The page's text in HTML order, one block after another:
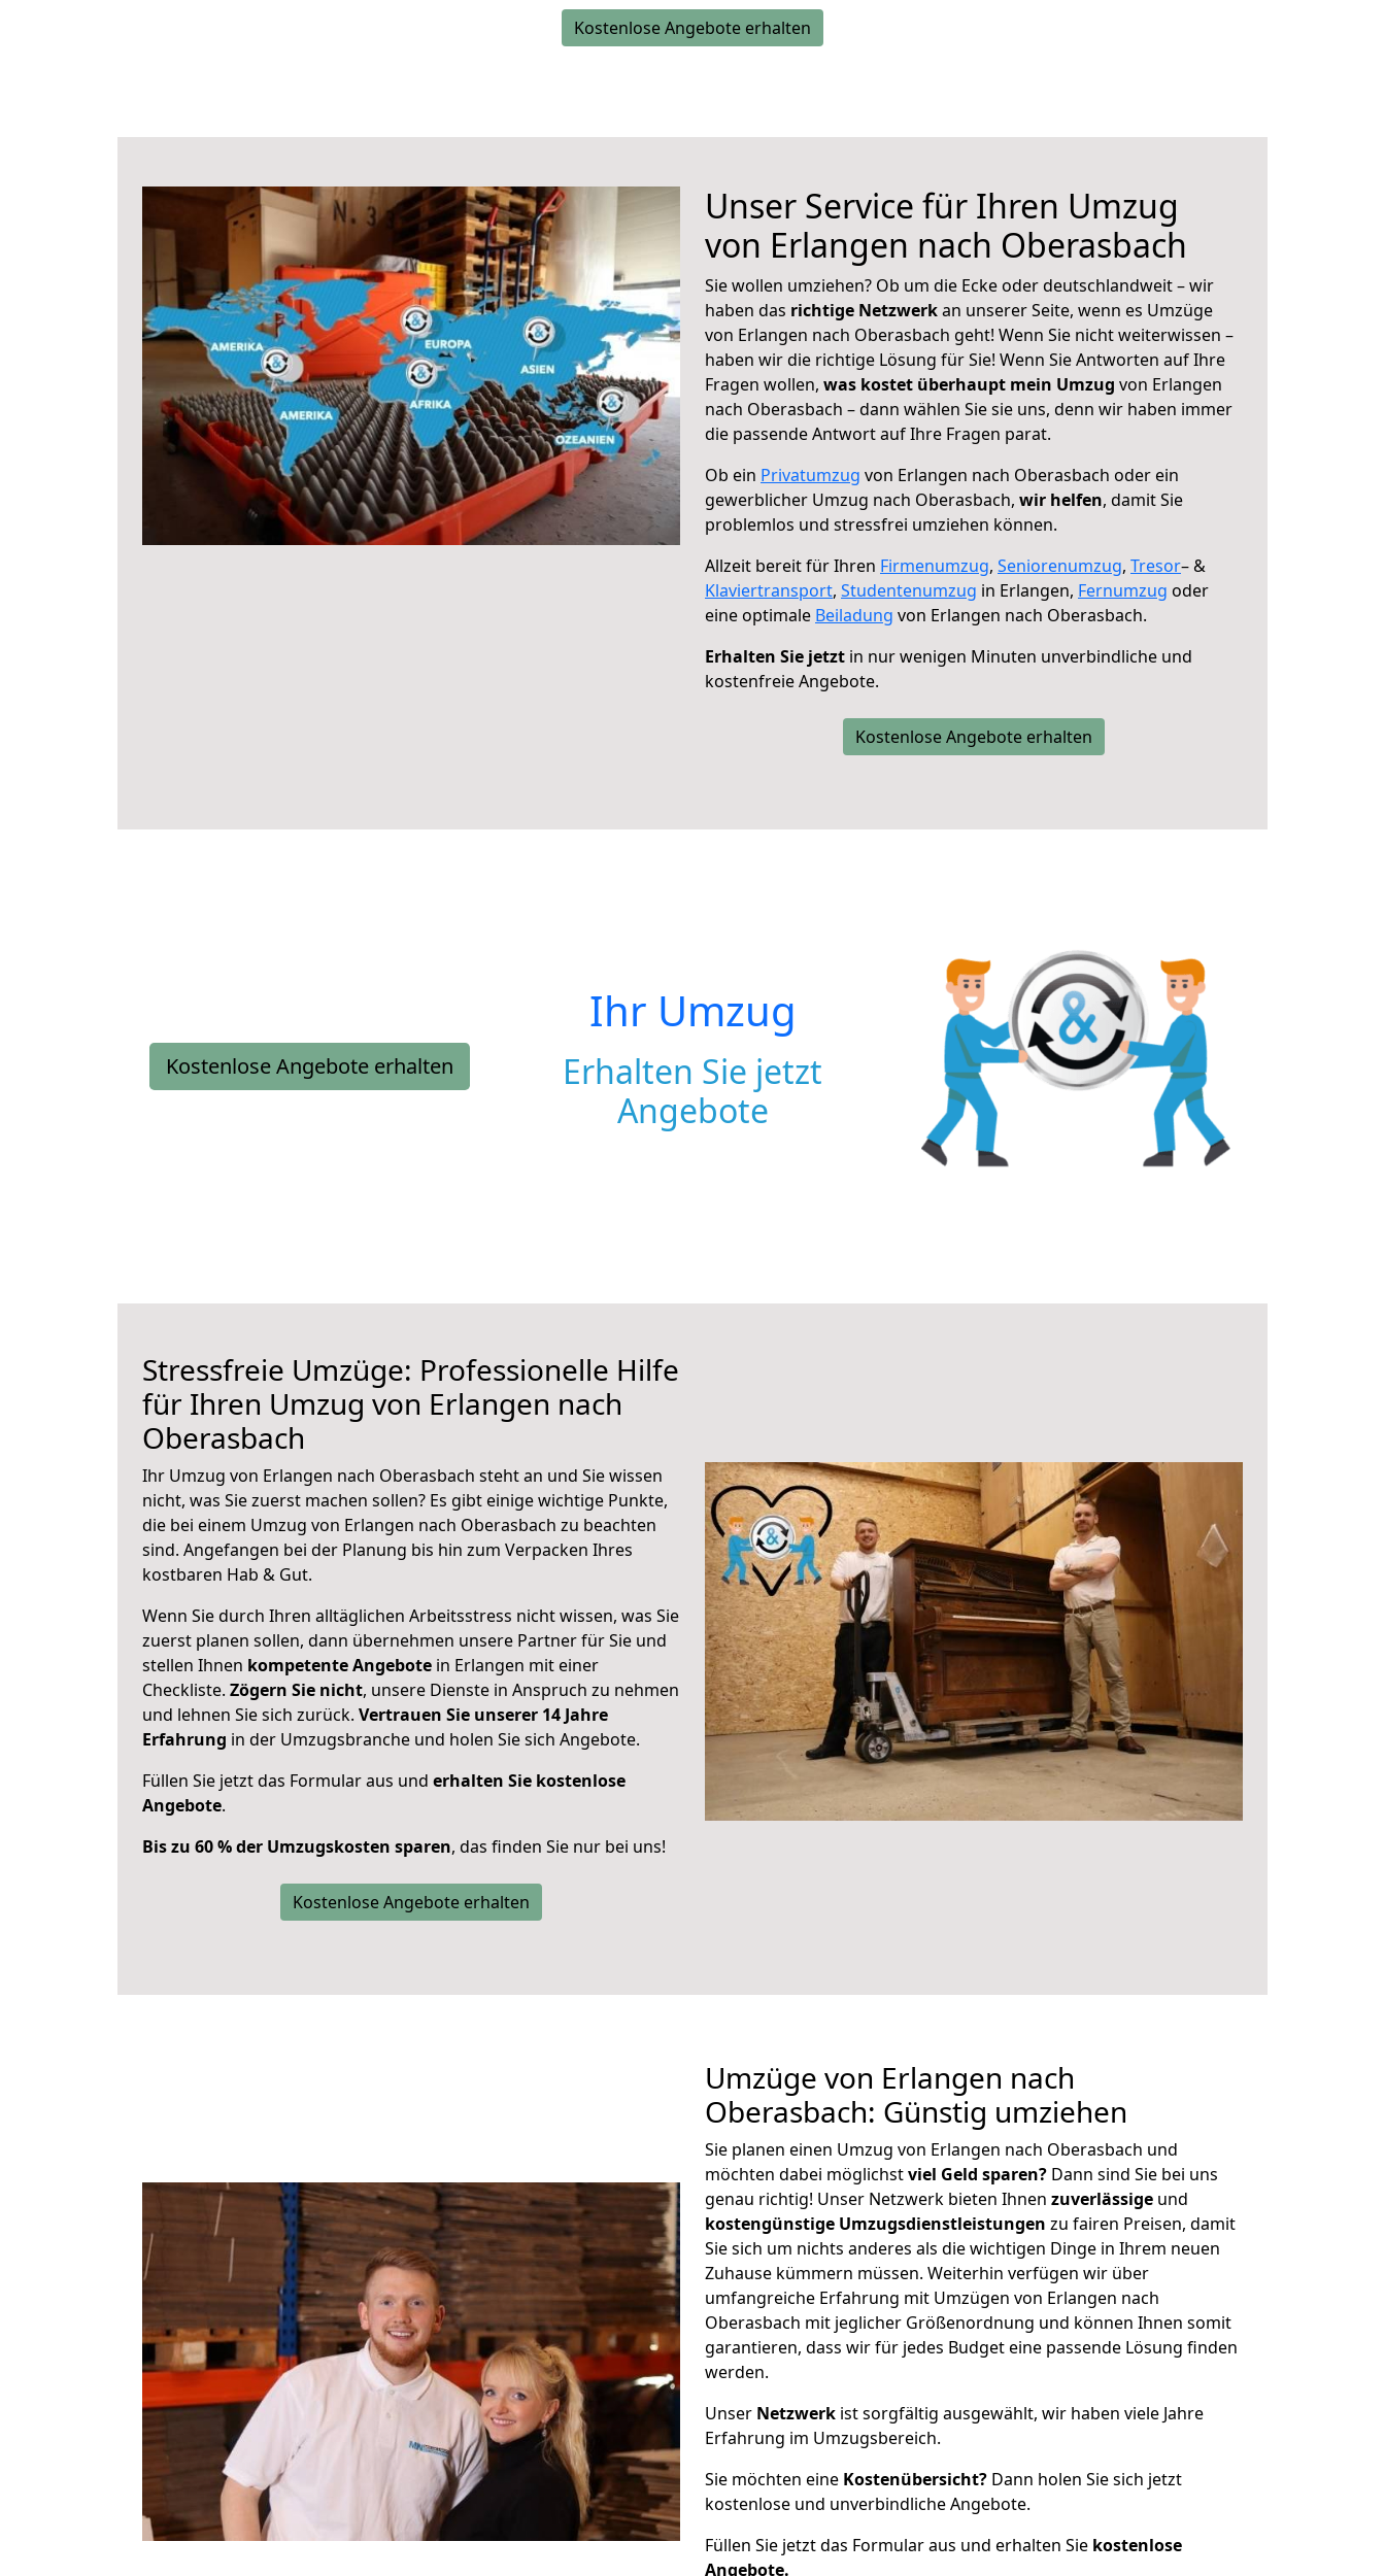
Kostenlose Angebote erhalten
Unser Service für Ihren Umzug
von Erlangen nach Oberasbach
Sie wollen umziehen? Ob um die Ecke oder deutschlandweit – wir
haben das richtige Netzwerkan unserer Seite, wenn es Umzüge
von Erlangen nach Oberasbach geht! Wenn Sie nicht weiterwissen –
haben wir die richtige Lösung für Sie! Wenn Sie Antworten auf Ihre
Fragen wollen, was kostet überhaupt mein Umzug von Erlangen
nach Oberasbach – dann wählen Sie sie uns, denn wir haben immer
die passende Antwort auf Ihre Fragen parat.
Ob ein Privatumzug von Erlangen nach Oberasbach oder ein
gewerblicher Umzug nach Oberasbach, wir helfen, damit Sie
problemlos und stressfrei umziehen können.
Allzeit bereit für Ihren Firmenumzug, Seniorenumzug, Tresor– &
Klaviertransport, Studentenumzug in Erlangen, Fernumzug oder
eine optimale Beiladung von Erlangen nach Oberasbach.
Erhalten Sie jetzt in nur wenigen Minuten unverbindliche und
kostenfreie Angebote.
Kostenlose Angebote erhalten
Kostenlose Angebote erhalten
Ihr Umzug
Erhalten Sie jetzt
Angebote
Stressfreie Umzüge: Professionelle Hilfe
für Ihren Umzug von Erlangen nach
Oberasbach
Ihr Umzug von Erlangen nach Oberasbach steht an und Sie wissen
nicht, was Sie zuerst machen sollen? Es gibt einige wichtige Punkte,
die bei einem Umzug von Erlangen nach Oberasbach zu beachten
sind. Angefangen bei der Planung bis hin zum Verpacken Ihres
kostbaren Hab & Gut.
Wenn Sie durch Ihren alltäglichen Arbeitsstress nicht wissen, was Sie
zuerst planen sollen, dann übernehmen unsere Partner für Sie und
stellen Ihnen kompetente Angebote in Erlangen mit einer
Checkliste. Zögern Sie nicht, unsere Dienste in Anspruch zu nehmen
und lehnen Sie sich zurück. Vertrauen Sie unserer 14 Jahre
Erfahrung in der Umzugsbranche und holen Sie sich Angebote.
Füllen Sie jetzt das Formular aus und erhalten Sie kostenlose
Angebote.
Bis zu 60 % der Umzugskosten sparen, das finden Sie nur bei uns!
Kostenlose Angebote erhalten
Umzüge von Erlangen nach
Oberasbach: Günstig umziehen
Sie planen einen Umzug von Erlangen nach Oberasbach und
möchten dabei möglichstviel Geld sparen? Dann sind Sie bei uns
genau richtig! Unser Netzwerk bieten Ihnen zuverlässige und
kostengünstige Umzugsdienstleistungen zu fairen Preisen, damit
Sie sich um nichts anderes als die wichtigen Dinge in Ihrem neuen
Zuhause kümmern müssen. Weiterhin verfügen wir über
umfangreiche Erfahrung mit Umzügen von Erlangen nach
Oberasbach mit jeglicher Größenordnung und können Ihnen somit
garantieren, dass wir für jedes Budget eine passende Lösung finden
werden.
Unser Netzwerk ist sorgfältig ausgewählt, wir haben viele Jahre
Erfahrung im Umzugsbereich.
Sie möchten eine Kostenübersicht? Dann holen Sie sich jetzt
kostenlose und unverbindliche Angebote.
Füllen Sie jetzt das Formular aus und erhalten Sie kostenlose
Angebote.